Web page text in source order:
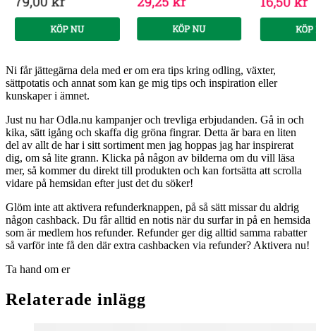
Ni får jättegärna dela med er om era tips kring odling, växter,
sättpotatis och annat som kan ge mig tips och inspiration eller
kunskaper i ämnet.
Just nu har Odla.nu kampanjer och trevliga erbjudanden. Gå in och
kika, sätt igång och skaffa dig gröna fingrar. Detta är bara en liten
del av allt de har i sitt sortiment men jag hoppas jag har inspirerat
dig, om så lite grann. Klicka på någon av bilderna om du vill läsa
mer, så kommer du direkt till produkten och kan fortsätta att scrolla
vidare på hemsidan efter just det du söker!
Glöm inte att aktivera refunderknappen, på så sätt missar du aldrig
någon cashback. Du får alltid en notis när du surfar in på en hemsida
som är medlem hos refunder. Refunder ger dig alltid samma rabatter
så varför inte få den där extra cashbacken via refunder? Aktivera nu!
Ta hand om er
Relaterade inlägg